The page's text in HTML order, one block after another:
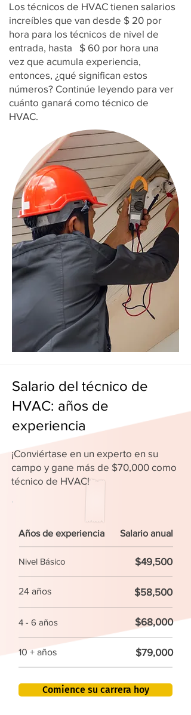
Los técnicos de HVAC tienen salarios
increíbles que van desde $ 20 por
hora para los técnicos de nivel de
entrada, hasta $ 60 por hora una
vez que acumula experiencia,
entonces, ¿qué significan estos
números? Continúe leyendo para ver
cuánto ganará como técnico de
HVAC.
Salario del técnico de
HVAC: años de
experiencia
¡Conviértase en un experto en su
campo y gane más de $70,000 como
técnico de HVAC!
Años de experiencia Salario anual
Nivel Básico $49,500
24 años $58,500
4 - 6 años $68,000
10 + años $79,000
Comience su carrera hoy